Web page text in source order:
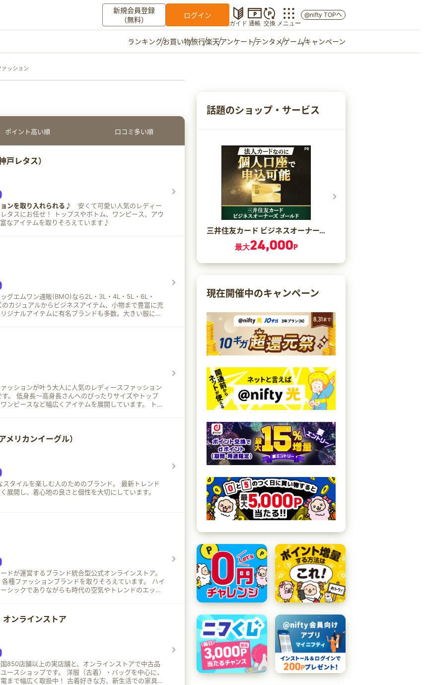
新規会員登録
（無料）
ログイン
ガイド 通帳 交換 メニュー
ポイント通帳 ポイント交換 登録情報
@nifty TOPへ
ランキングお買い物旅行楽天アンケートテンタメゲームキャンペーン
ァッション
ポイント高い順 口コミ多い順
戸レタス）
ンを取り入れられる♪
安くて可愛い人気のレディー
スやボトム、ワンピース、アウ
なアイテムを取りそろえています♪
グエムワン通販(BMO)なら2L・3L・4L・5L・6L・
カジュアルからビジネスアイテム、小物まで豊富に充
ジナルアイテムに有名ブランドも多数。大きい服にこ
ッションが叶う大人に人気のレディースファッション
やトップ
ピースなど幅広くアイテムを展開しています。 トレ
リカンイーグル）
ルを楽しむ人のためのブランド。 最新トレンド
展開し、着心地の良さと個性を大切にしています。
ドが運営するブランド統合型公式オンラインストア。
種ファッションブランドを取りそろえています。 ハイ
シックでありながらも時代の空気やトレンドのエッセ
ンラインストア
850店舗以上の実店舗と、オンラインストアで中古品
。 洋服（古着）・バッグを中心に、
！ 古着好きな方、新生活での家具を
話題のショップ・サービス
三井住友カード ビジネスオーナーズ ゴールド（カード発行）
最大24,000P
現在開催中のキャンペーン